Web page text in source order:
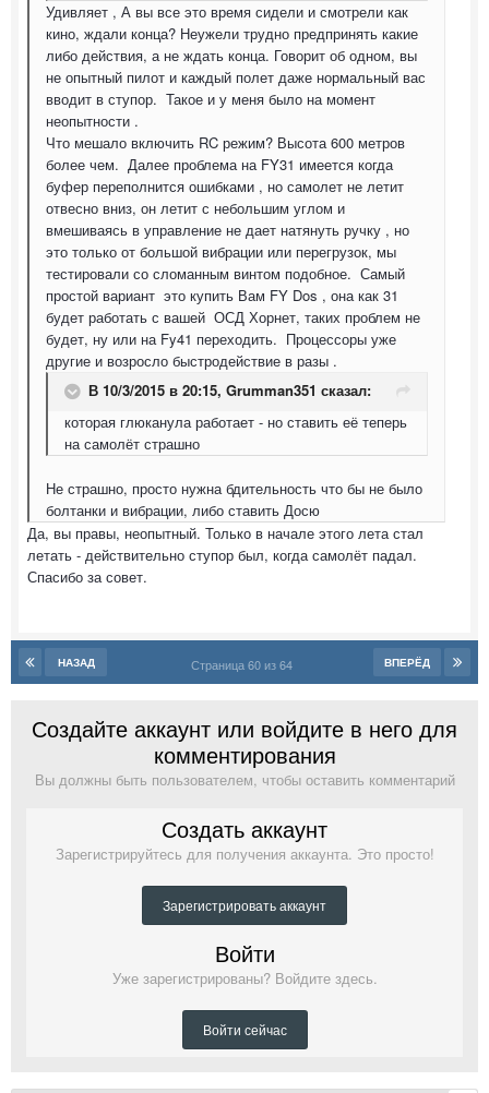
Удивляет , А вы все это время сидели и смотрели как
кино, ждали конца? Неужели трудно предпринять какие
либо действия, а не ждать конца. Говорит об одном, вы
не опытный пилот и каждый полет даже нормальный вас
вводит в ступор. Такое и у меня было на момент
неопытности .
Что мешало включить RC режим? Высота 600 метров
более чем. Далее проблема на FY31 имеется когда
буфер переполнится ошибками , но самолет не летит
отвесно вниз, он летит с небольшим углом и
вмешиваясь в управление не дает натянуть ручку , но
это только от большой вибрации или перегрузок, мы
тестировали со сломанным винтом подобное. Самый
простой вариант это купить Вам FY Dos , она как 31
будет работать с вашей ОСД Хорнет, таких проблем не
будет, ну или на Fy41 переходить. Процессоры уже
другие и возросло быстродействие в разы .
В 10/3/2015 в 20:15, Grumman351 сказал:
которая глюканула работает - но ставить её теперь
на самолёт страшно
Не страшно, просто нужна бдительность что бы не было
болтанки и вибрации, либо ставить Досю
Да, вы правы, неопытный. Только в начале этого лета стал
летать - действительно ступор был, когда самолёт падал.
Спасибо за совет.
НАЗАД ВПЕРЁД
Страница 60 из 64
Создайте аккаунт или войдите в него для
комментирования
Вы должны быть пользователем, чтобы оставить комментарий
Создать аккаунт
Зарегистрируйтесь для получения аккаунта. Это просто!
Зарегистрировать аккаунт
Войти
Уже зарегистрированы? Войдите здесь.
Войти сейчас